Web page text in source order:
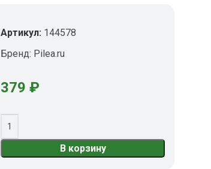
Артикул: 144578
Бренд: Pilea.ru
379₽
В корзину